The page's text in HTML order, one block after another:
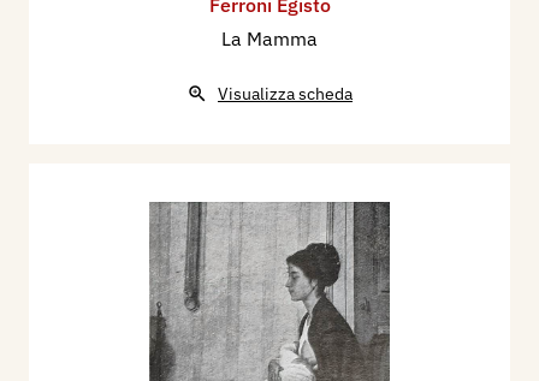
1934 - Maternità - numero di Natale
Ferroni Egisto
La Mamma
Visualizza scheda